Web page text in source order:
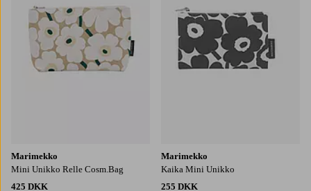
Marimekko
Mini Unikko Relle Cosm.Bag
425 DKK
Marimekko
Kaika Mini Unikko
255 DKK